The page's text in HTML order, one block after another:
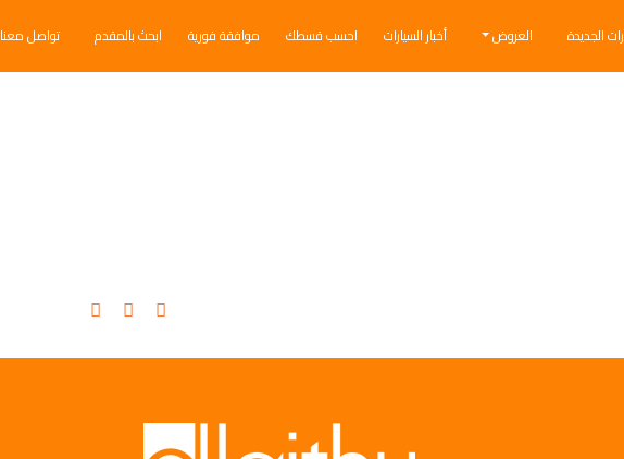
الجديدة العروض أخبار السيارات احسب قسطك موافقة فورية ابحث بالمقدم تواصل معنا